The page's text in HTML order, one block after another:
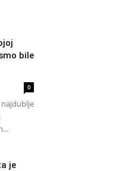
bile
0
najdublje
je